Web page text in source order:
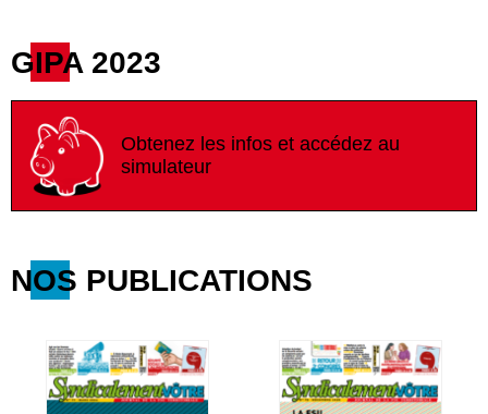
GIPA 2023
Obtenez les infos et accédez au
simulateur
NOS PUBLICATIONS